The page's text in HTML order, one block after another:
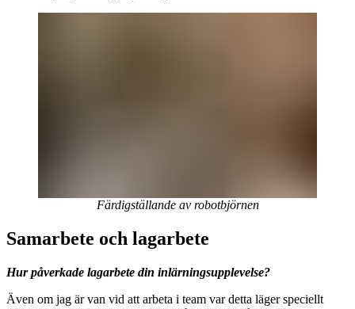
Färdigställande av robotbjörnen
Samarbete och lagarbete
Hur påverkade lagarbete din inlärningsupplevelse?
Även om jag är van vid att arbeta i team var detta läger speciellt